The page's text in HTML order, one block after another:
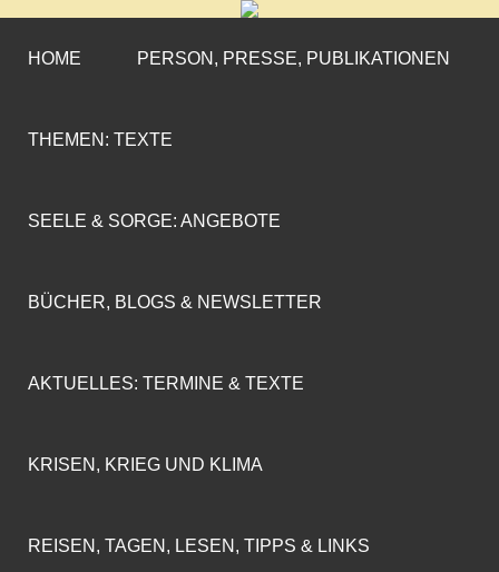
CORNELIA COENEN-
MARX
»ENGAGEMENT MIT PROFIL«
HOME PERSON, PRESSE, PUBLIKATIONEN
THEMEN: TEXTE
SEELE & SORGE: ANGEBOTE
BÜCHER, BLOGS & NEWSLETTER
AKTUELLES: TERMINE & TEXTE
KRISEN, KRIEG UND KLIMA
REISEN, TAGEN, LESEN, TIPPS & LINKS